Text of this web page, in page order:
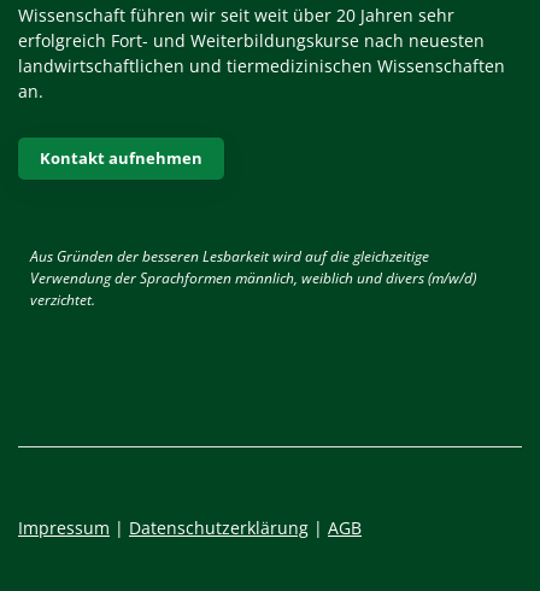
Wissenschaft führen wir seit weit über 20 Jahren sehr
erfolgreich Fort- und Weiterbildungskurse nach neuesten
landwirtschaftlichen und tiermedizinischen Wissenschaften
an.
Kontakt aufnehmen
Aus Gründen der besseren Lesbarkeit wird auf die gleichzeitige
Verwendung der Sprachformen männlich, weiblich und divers (m/w/d)
verzichtet.
Impressum | Datenschutzerklärung | AGB